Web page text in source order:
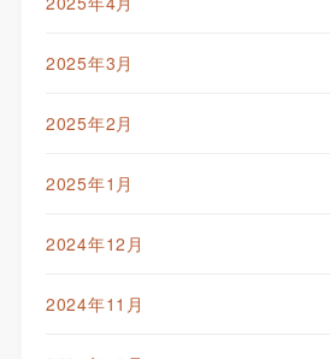
2025年3月
2025年2月
2025年1月
2024年12月
2024年11月